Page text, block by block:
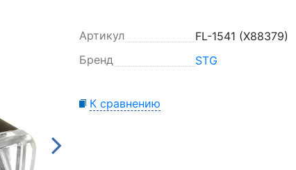
Артикул
FL-1541 (X88379)
Бренд
STG
К сравнению